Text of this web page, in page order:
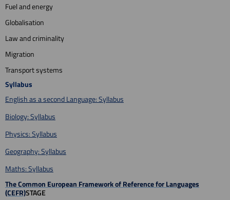
Fuel and energy
Globalisation
Law and criminality
Migration
Transport systems
Syllabus
English as a second Language: Syllabus
Biology: Syllabus
Physics: Syllabus
Geography: Syllabus
Maths: Syllabus
The Common European Framework of Reference for Languages
(CEFR)STAGE